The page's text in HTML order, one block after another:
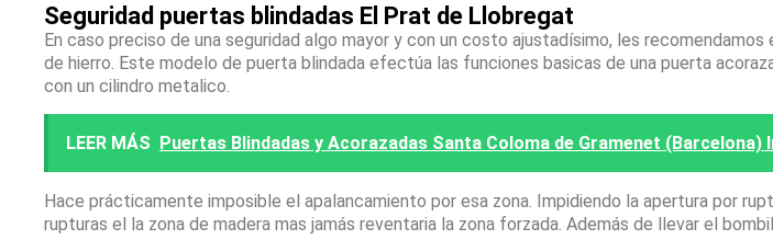
Seguridad puertas blindadas El Prat de Llobregat
En caso preciso de una seguridad algo mayor y con un costo ajustadísimo, les
de hierro. Este modelo de puerta blindada efectúa las funciones basicas de una puerta
con un cilindro metalico.
LEER MÁS Puertas Blindadas y Acorazadas Santa Coloma de Gramenet (Barcelona)
Hace prácticamente imposible el apalancamiento por esa zona. Impidiendo la apertura por
rupturas el la zona de madera mas jamás reventaria la zona forzada. Además de llevar el